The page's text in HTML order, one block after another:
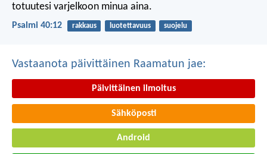
totuutesi varjelkoon minua aina.
Psalmi 40:12 rakkaus luotettavuus suojelu
Vastaanota päivittäinen Raamatun jae:
Päivittäinen ilmoitus
Sähköposti
Android